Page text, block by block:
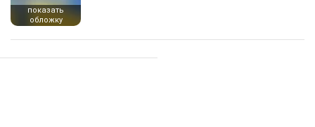
показать
обложку